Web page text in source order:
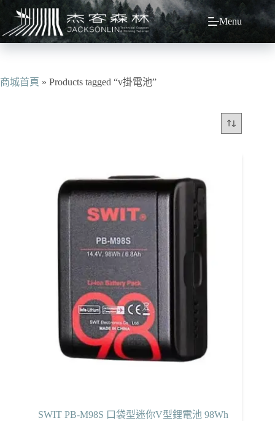
主
容
Menu
商城首頁 » Products tagged “v掛電池”
SWIT PB-M98S 口袋型迷你V型鋰電池 98Wh